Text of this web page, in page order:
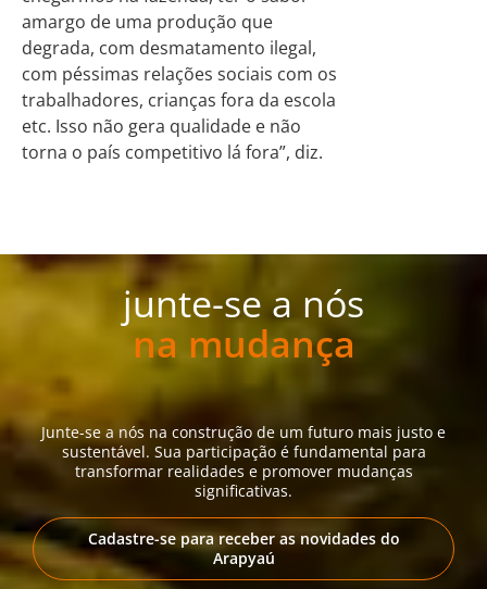
amargo de uma produção que
degrada, com desmatamento ilegal,
com péssimas relações sociais com os
trabalhadores, crianças fora da escola
etc. Isso não gera qualidade e não
torna o país competitivo lá fora”, diz.
junte-se a nós
na mudança
Junte-se a nós na construção de um futuro mais justo e
sustentável. Sua participação é fundamental para
transformar realidades e promover mudanças
significativas.
Cadastre-se para receber as novidades do
Arapyaú